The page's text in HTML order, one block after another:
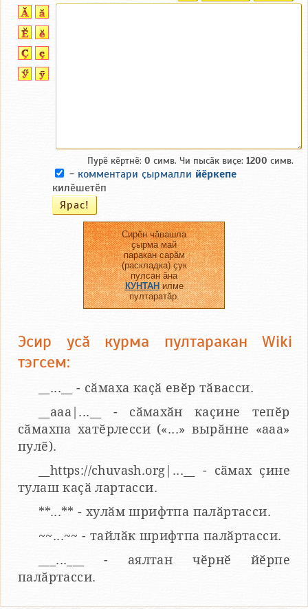
Пурӗ кӗртнӗ: 0 симв. Чи пысӑк виҫе: 1200 симв.
- комментари ҫырмалли йӗркепе
килӗшетӗп
Сирӗн чӑвашла
ҫырма май
паракан сарӑм
(раскладка) ҫук
пулсан ӑна
КУНТАНилме
пултаратӑр.
Эсир усӑ курма пултаракан Wiki
тэгсем:
__...__ - сӑмаха каҫӑ евӗр тӑвасси.
__aaa|...__ - сӑмахӑн каҫине тепӗр
сӑмахпа хатӗрлесси («...» вырӑнне «ааа»
пулӗ).
__https://chuvash.org|...__ - сӑмах ҫине
тулаш каҫӑ лартасси.
**...** - хулӑм шрифтпа палӑртасси.
~~...~~ - тайлӑк шрифтпа палӑртасси.
___...___ - аялтан чӗрнӗ йӗрпе
палӑртасси.